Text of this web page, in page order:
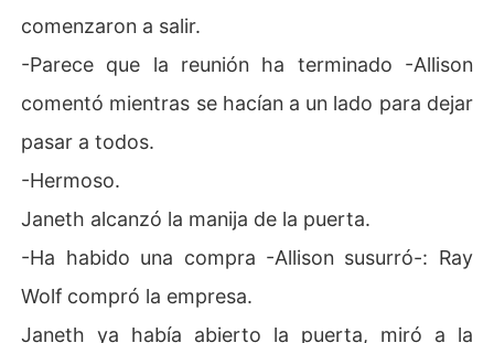
comenzaron a salir.
-Parece que la reunión ha terminado -Allison
comentó mientras se hacían a un lado para dejar
pasar a todos.
-Hermoso.
Janeth alcanzó la manija de la puerta.
-Ha habido una compra -Allison susurró-: Ray
Wolf compró la empresa.
Janeth ya había abierto la puerta, miró a la